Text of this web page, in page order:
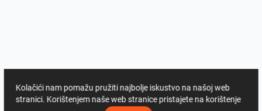
Kolačići nam pomažu pružiti najbolje iskustvo na našoj web
stranici. Korištenjem naše web stranice pristajete na korištenje